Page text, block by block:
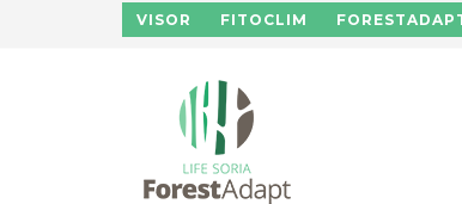
Pasar al contenido principal
VISOR FITOCLIM